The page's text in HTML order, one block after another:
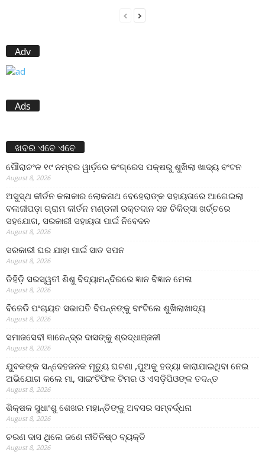
Adv
Ads
ଖବର ଏବେ ଏବେ
ପୌରାଚଂଳ ୧୯ ନମ୍ବର ୱାର୍ଡ଼ରେ କଂଗ୍ରେସ ପକ୍ଷରୁ ଶୁଖିଲା ଖାଦ୍ୟ ବଂଟନ
August 8, 2026
ଅସୁସ୍ଥ କୀର୍ତନ କଳାକାର ଲୋକନାଥ ବେହେରାଙ୍କ ସହାୟତାରେ ଆଗେଇଲା
ବଳାଜୀପଡ଼ା ଗ୍ରାମ କୀର୍ତନ ମଣ୍ଡଳୀ ରକ୍ତଦାନ ସହ ଚିକିତ୍ସା ଖର୍ଚ୍ଚରେ
ସହଯୋଗ, ସରକାରୀ ସହାୟତା ପାଇଁ ନିବେଦନ
August 8, 2026
ସରକାରୀ ଘର ଯାହା ପାଇଁ ସାତ ସପନ
August 8, 2026
ତିହିଡି଼ ସରସ୍ୱତୀ ଶିଶୁ ବିଦ୍ୟାମନ୍ଦିରରେ ଜ୍ଞାନ ବିଜ୍ଞାନ ମେଳା
August 8, 2026
ବିଜେଡି ପଂଚାୟତ ସଭାପତି ବିପନ୍ନଙ୍କୁ ବାଂଟିଲେ ଶୁଖିଲାଖାଦ୍ୟ
August 8, 2026
ସମାଜସେବୀ ଜ୍ଞାନେନ୍ଦ୍ର ଦାସଙ୍କୁ ଶ୍ରଦ୍ଧାଞ୍ଜଳୀ
August 8, 2026
ଯୁବକଙ୍କ ସନ୍ଦେହଜନକ ମୃତ୍ୟୁ ଘଟଣା ,ପୁଅକୁ ହତ୍ୟା କାରାଯାଇଥିବା ନେଇ
ଅଭିଯୋଗ କଲେ ମା, ସାଇଂଟିଫିକ ଟିମର ଓ ଏସଡ଼ିପିଓଙ୍କ ତଦନ୍ତ
August 8, 2026
ଶିକ୍ଷକ ସୁଧାଂଶୁ ଶେଖର ମହାନ୍ତିଙ୍କୁ ଅବସର ସମ୍ବର୍ଦ୍ଧନା
August 8, 2026
ଚରଣ ଦାସ ଥିଲେ ଜଣେ ନୀତିନିଷ୍ଠ ବ୍ୟକ୍ତି
August 8, 2026